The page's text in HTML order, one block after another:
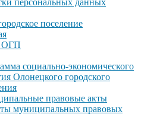
персональных данных
поселение
ОГП
социально-экономического
Олонецкого городского
правовые акты
муниципальных правовых